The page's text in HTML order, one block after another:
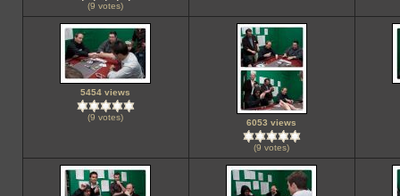
(9 votes)
5454 views
(9 votes)
6053 views
(9 votes)